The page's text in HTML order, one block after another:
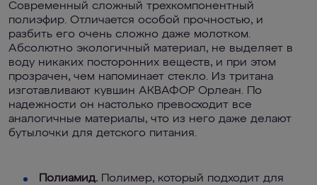
Современный сложный трехкомпонентный
полиэфир. Отличается особой прочностью, и
разбить его очень сложно даже молотком.
Абсолютно экологичный материал, не выделяет в
воду никаких посторонних веществ, и при этом
прозрачен, чем напоминает стекло. Из тритана
изготавливают кувшин АКВАФОР Орлеан. По
надежности он настолько превосходит все
аналогичные материалы, что из него даже делают
бутылочки для детского питания.
Полиамид. Полимер, который подходит для